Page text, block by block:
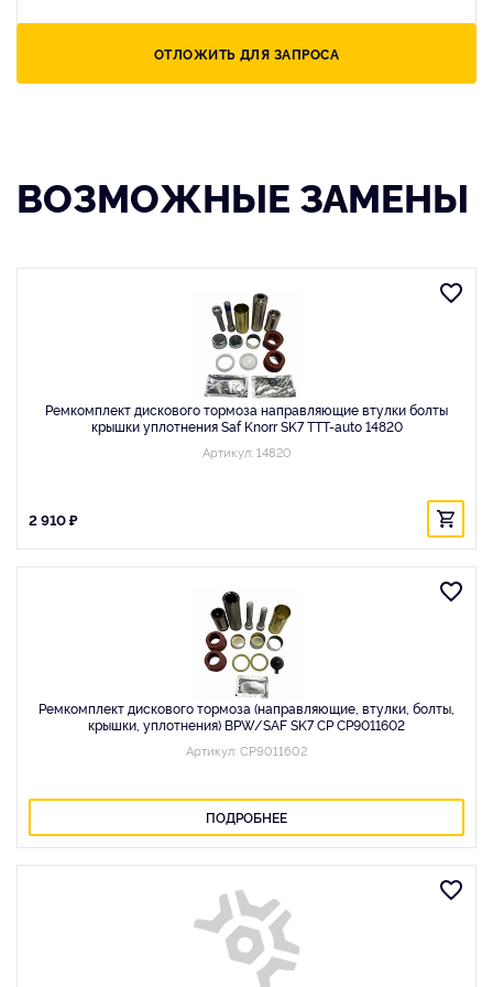
ОТЛОЖИТЬ ДЛЯ ЗАПРОСА
ВОЗМОЖНЫЕ ЗАМЕНЫ
Ремкомплект дискового тормоза направляющие втулки болты
крышки уплотнения Saf Knorr SK7 TTT-auto 14820
Артикул: 14820
2 910 ₽
Ремкомплект дискового тормоза (направляющие, втулки, болты,
крышки, уплотнения) BPW/SAF SK7 CP CP9011602
Артикул: CP9011602
ПОДРОБНЕЕ